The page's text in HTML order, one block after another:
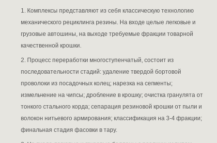
1. Комплексы представляют из себя классическую технологию
механического рециклинга резины. На входе целые легковые и
грузовые автошины, на выходе требуемые фракции товарной
качественной крошки.
2. Процесс переработки многоступенчатый, состоит из
последовательности стадий: удаление твердой бортовой
проволоки из посадочных колец; нарезка на сегменты;
измельчение на чипсы; дробление в крошку; очистка гранулята от
тонкого стального корда; сепарация резиновой крошки от пыли и
волокон нитьевого армирования; классификация на 3-4 фракции;
финальная стадия фасовки в тару.